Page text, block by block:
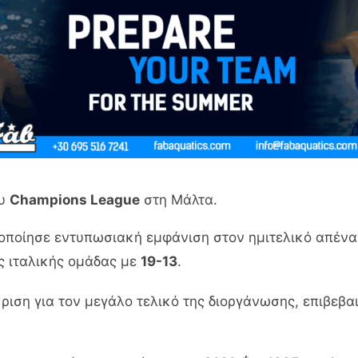
Champions League στη Μάλτα.
εντυπωσιακή εμφάνιση στον ημιτελικό
ιταλικής ομάδας με 19-13.
για τον μεγάλο τελικό της διοργάνωσης,